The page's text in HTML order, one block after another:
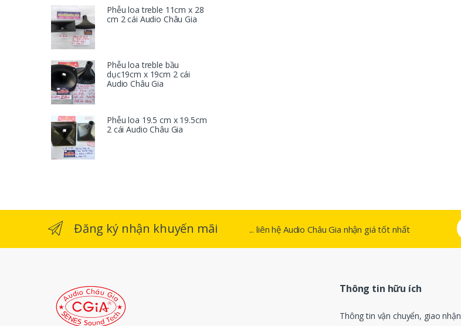
Phễu loa treble 11cm x 28
cm 2 cái Audio Châu Gia
Phễu loa treble bầu
dục19cm x 19cm 2 cái
Audio Châu Gia
Phễu loa 19.5 cm x 19.5cm
2 cái Audio Châu Gia
Đăng ký nhận khuyến mãi ... liên hệ Audio Châu Gia nhận giá tốt nhất
Thông tin hữu ích
Thông tin vận chuyển, giao nhận